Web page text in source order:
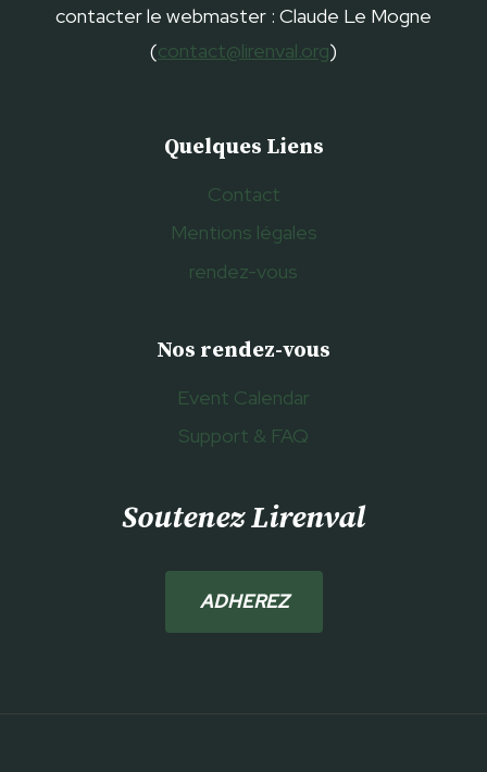
contacter le webmaster : Claude Le Mogne
(contact@lirenval.org)
Quelques Liens
Contact
Mentions légales
rendez-vous
Nos rendez-vous
Event Calendar
Support & FAQ
Soutenez Lirenval
ADHEREZ